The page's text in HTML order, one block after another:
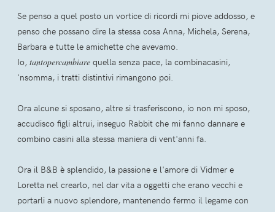
Se penso a quel posto un vortice di ricordi mi piove addosso, e
penso che possano dire la stessa cosa Anna, Michela, Serena,
Barbara e tutte le amichette che avevamo.
Io, tantopercambiare quella senza pace, la combinacasini,
'nsomma, i tratti distintivi rimangono poi.
Ora alcune si sposano, altre si trasferiscono, io non mi sposo,
accudisco figli altrui, inseguo Rabbit che mi fanno dannare e
combino casini alla stessa maniera di vent'anni fa.
Ora il B&B è splendido, la passione e l'amore di Vidmer e
Loretta nel crearlo, nel dar vita a oggetti che erano vecchi e
portarli a nuovo splendore, mantenendo fermo il legame con